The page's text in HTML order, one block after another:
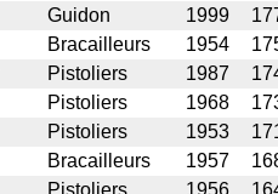
Guidon 1999
Bracailleurs 1954
Pistoliers 1987
Pistoliers 1968
Pistoliers 1953
Bracailleurs 1957